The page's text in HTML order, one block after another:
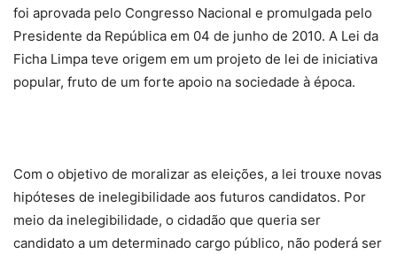
foi aprovada pelo Congresso Nacional e promulgada pelo
Presidente da República em 04 de junho de 2010. A Lei da
Ficha Limpa teve origem em um projeto de lei de iniciativa
popular, fruto de um forte apoio na sociedade à época.
Com o objetivo de moralizar as eleições, a lei trouxe novas
hipóteses de inelegibilidade aos futuros candidatos. Por
meio da inelegibilidade, o cidadão que queria ser
candidato a um determinado cargo público, não poderá ser